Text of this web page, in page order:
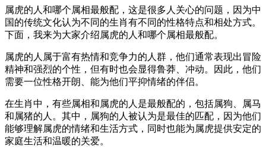
属虎的人和哪个属相最般配，这是很多人关心的问题，因为中
国的传统文化认为不同的生肖有不同的性格特点和相处方式。
下面，我来为大家介绍属虎的人和哪个属相最般配。
属虎的人属于富有热情和竞争力的人群，他们通常表现出冒险
精神和强烈的个性，但有时也会显得鲁莽、冲动。因此，他们
需要一位性格开朗、能为他们平抑情绪的伴侣。
在生肖中，有些属相和属虎的人是最般配的，包括属狗、属马
和属猪的人。其中，属狗的人被认为是最佳的匹配，因为他们
能够理解属虎的情绪和生活方式，同时也能为属虎提供安定的
家庭生活和温暖的关爱。